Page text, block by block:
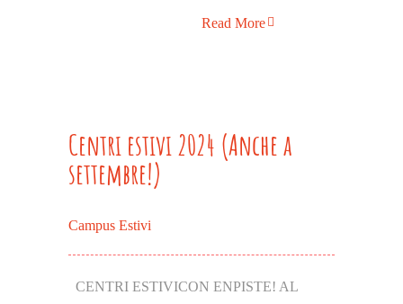
Read More
Centri estivi 2024 (Anche a
settembre!)
Campus Estivi
CENTRI ESTIVICON ENPISTE! AL